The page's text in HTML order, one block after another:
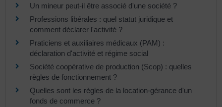
Un mineur peut-il être associé d'une société ?
Professions libérales : quel statut juridique et
comment déclarer l'activité ?
Praticiens et auxiliaires médicaux (PAM) :
déclaration d'activité et régime social
Société coopérative de production (Scop) : quelles
règles de fonctionnement ?
Quelles sont les règles de la location-gérance d'un
fonds de commerce ?